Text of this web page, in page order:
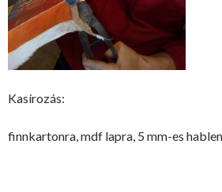
Kasírozás:
finnkartonra, mdf lapra, 5 mm-es